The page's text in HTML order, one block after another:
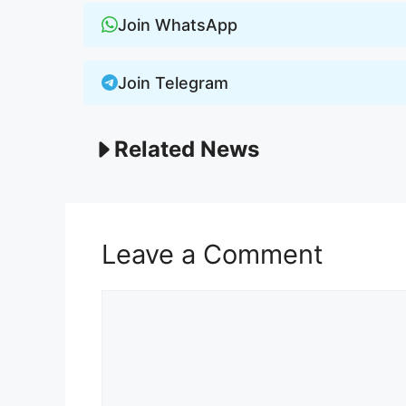
Join WhatsApp
Join Telegram
Related News
Leave a Comment